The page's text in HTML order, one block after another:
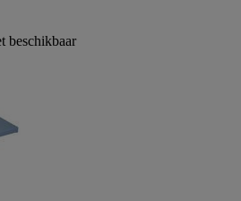
beschikbaar